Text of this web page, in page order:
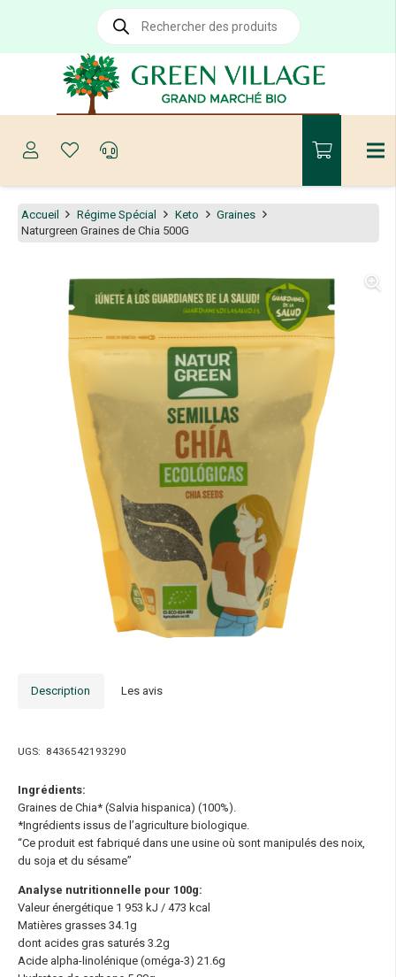
Recherche
produits
Accueil Régime Spécial Keto
Graines
Naturgreen Graines de Chia 500G
Description Les avis
UGS: 8436542193290
Ingrédients:
Graines de Chia* (Salvia hispanica) (100%).
*Ingrédients issus de l’agriculture biologique.
“Ce produit est fabriqué dans une usine où sont manipulés des noix,
du soja et du sésame”
Analyse nutritionnelle pour 100g:
Valeur énergétique 1 953 kJ / 473 kcal
Matières grasses 34.1g
dont acides gras saturés 3.2g
Acide alpha-linolénique (oméga-3) 21.6g